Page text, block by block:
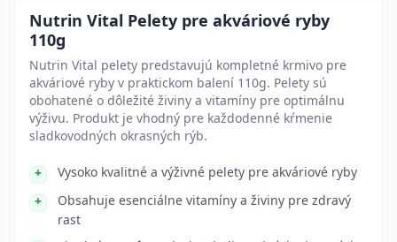
Nutrin Vital Pelety pre akváriové ryby
110g
Nutrin Vital pelety predstavujú kompletné krmivo pre
akváriové ryby v praktickom balení 110g. Pelety sú
obohatené o dôležité živiny a vitamíny pre optimálnu
výživu. Produkt je vhodný pre každodenné kŕmenie
sladkovodných okrasných rýb.
Vysoko kvalitné a výživné pelety pre akváriové ryby
Obsahuje esenciálne vitamíny a živiny pre zdravý
rast